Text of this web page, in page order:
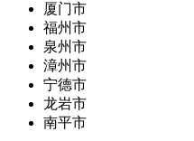
厦门市
福州市
泉州市
漳州市
宁德市
龙岩市
南平市